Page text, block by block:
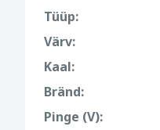
Tüüp:
Värv:
Kaal:
Bränd:
Pinge (V):